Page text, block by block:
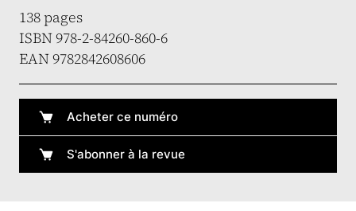
138 pages
ISBN 978-2-84260-860-6
EAN 9782842608606
Acheter ce numéro
S'abonner à la revue